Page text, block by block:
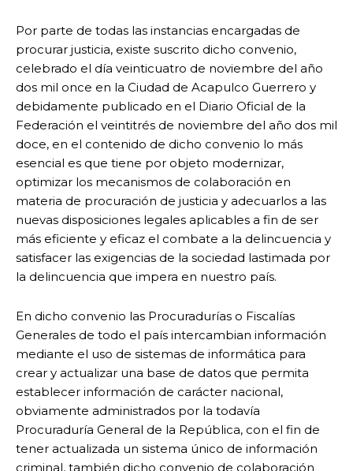
Por parte de todas las instancias encargadas de
procurar justicia, existe suscrito dicho convenio,
celebrado el día veinticuatro de noviembre del año
dos mil once en la Ciudad de Acapulco Guerrero y
debidamente publicado en el Diario Oficial de la
Federación el veintitrés de noviembre del año dos mil
doce, en el contenido de dicho convenio lo más
esencial es que tiene por objeto modernizar,
optimizar los mecanismos de colaboración en
materia de procuración de justicia y adecuarlos a las
nuevas disposiciones legales aplicables a fin de ser
más eficiente y eficaz el combate a la delincuencia y
satisfacer las exigencias de la sociedad lastimada por
la delincuencia que impera en nuestro país.
En dicho convenio las Procuradurías o Fiscalías
Generales de todo el país intercambian información
mediante el uso de sistemas de informática para
crear y actualizar una base de datos que permita
establecer información de carácter nacional,
obviamente administrados por la todavía
Procuraduría General de la República, con el fin de
tener actualizada un sistema único de información
criminal, también dicho convenio de colaboración